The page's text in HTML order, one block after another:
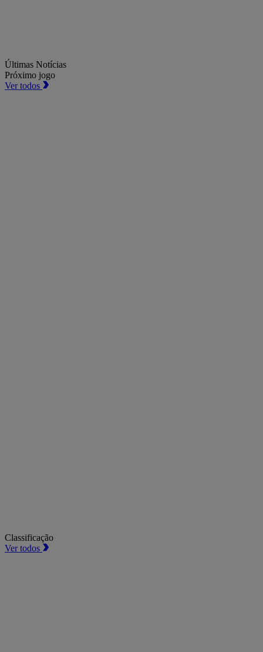
Últimas Notícias
Próximo jogo
Ver todos
Classificação
Ver todos